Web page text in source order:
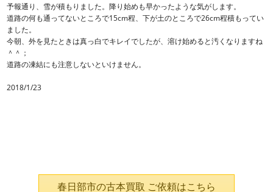
予報通り、雪が積もりました。降り始めも早かったような気がします。
道路の何も通ってないところで15cm程、下が土のところで26cm程積もってい
ました。
今朝、外を見たときは真っ白でキレイでしたが、溶け始めると汚くなりますね
＾＾；
道路の凍結にも注意しないといけません。
2018/1/23
春日部市の古本買取 ご依頼はこちら